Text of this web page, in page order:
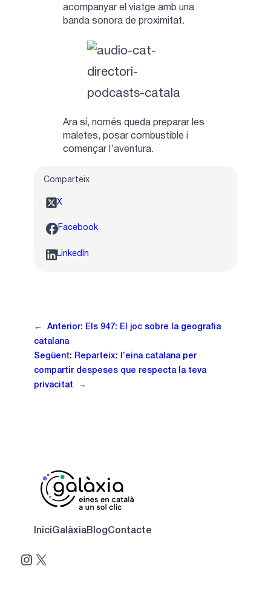
acompanyar el viatge amb una
banda sonora de proximitat.
Ara sí, només queda preparar les
maletes, posar combustible i
començar l’aventura.
Comparteix
X
Facebook
LinkedIn
← Anterior: Els 947: El joc sobre la geografia
catalana
Següent: Reparteix: l’eina catalana per
compartir despeses que respecta la teva
privacitat
→
IniciGalàxiaBlogContacte
Instagram
X